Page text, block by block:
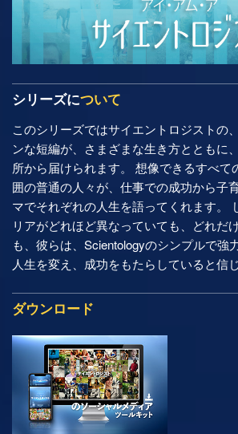
シリーズについて
このシリーズではサイエントロジストの
ンな短編が、さまざまな生き方とともに
所から届けられます。 想像できるすべて
囲の普通の人々が、仕事での成功から子
マでそれぞれの人生を語ってくれます。
リアがどれほど異なっていても、どれだ
も、彼らは、Scientologyのシンプルで強
人生を変え、成功をもたらしていると信
ダウンロード